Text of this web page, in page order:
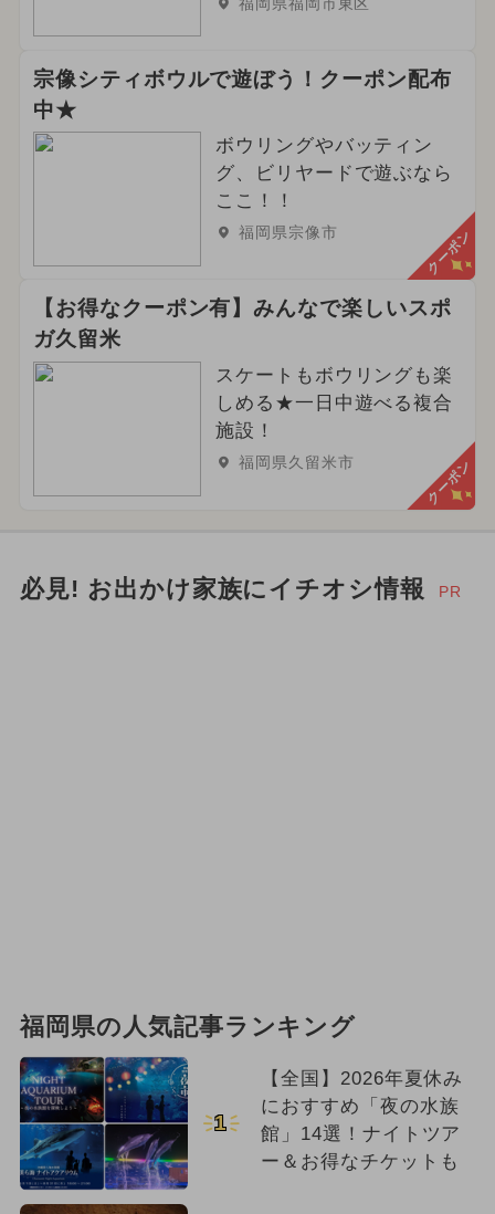
宗像シティボウルで遊ぼう！クーポン配布
中★
ボウリングやバッティン
グ、ビリヤードで遊ぶなら
ここ！！
福岡県宗像市 クーポン
【お得なクーポン有】みんなで楽しいスポ
ガ久留米
スケートもボウリングも楽
しめる★一日中遊べる複合
施設！
福岡県久留米市 クーポン
必見! お出かけ家族にイチオシ情報 PR
福岡県の人気記事ランキング
1
【全国】2026年夏休み
におすすめ「夜の水族
館」14選！ナイトツア
ー＆お得なチケットも